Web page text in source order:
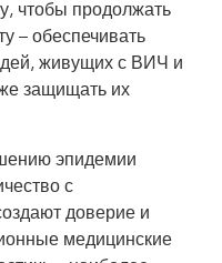
чтобы продолжать
– обеспечивать
живущих с ВИЧ и
защищать их
эпидемии
с
доверие и
медицинские